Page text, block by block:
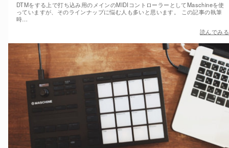
DTMをする上で打ち込み用のメインのMIDIコントローラーとしてMaschineを使
っていますが、そのラインナップに悩む人も多いと思います。 この記事の執筆
時…
読んでみる